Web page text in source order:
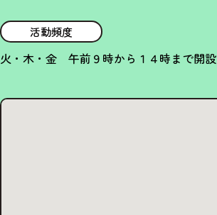
活動頻度
火・木・金 午前９時から１４時まで開設